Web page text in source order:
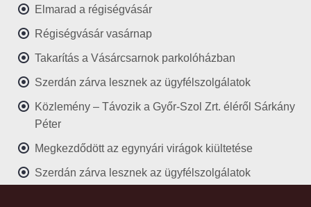
Elmarad a régiségvásár
Régiségvásár vasárnap
Takarítás a Vásárcsarnok parkolóházban
Szerdán zárva lesznek az ügyfélszolgálatok
Közlemény – Távozik a Győr-Szol Zrt. éléről Sárkány
Péter
Megkezdődött az egynyári virágok kiültetése
Szerdán zárva lesznek az ügyfélszolgálatok